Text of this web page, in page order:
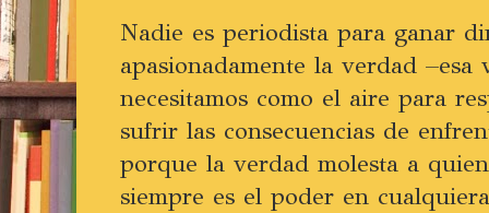
Nadie es periodista para ganar
apasionadamente la verdad –esa
necesitamos como el aire para
sufrir las consecuencias de
porque la verdad molesta a
siempre es el poder en